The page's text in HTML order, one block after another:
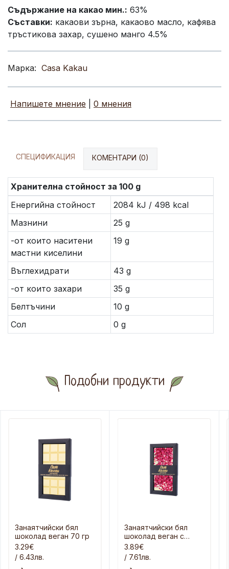
Съдържание на какао мин.: 63%
Съставки: какаови зърна, какаово масло, кафява
тръстикова захар, сушено манго 4.5%
Марка: Casa Kakau
Напишете мнение 0 мнения
СПЕЦИФИКАЦИЯ КОМЕНТАРИ (0)
Хранителна стойност за 100 g
Енергийна стойност
2084 kJ / 498 kcal
Мазнини
25 g
-от които наситени
мастни киселини
19 g
Въглехидрати
43 g
-от които захари
35 g
Белтъчини
10 g
Сол
0 g
Подобни продукти
Занаятчийски бял
шоколад веган 70 гр
3.29€
/ 6.43лв.
Занаятчийски бял
шоколад веган с
малини 70 гр
3.89€
/ 7.61лв.